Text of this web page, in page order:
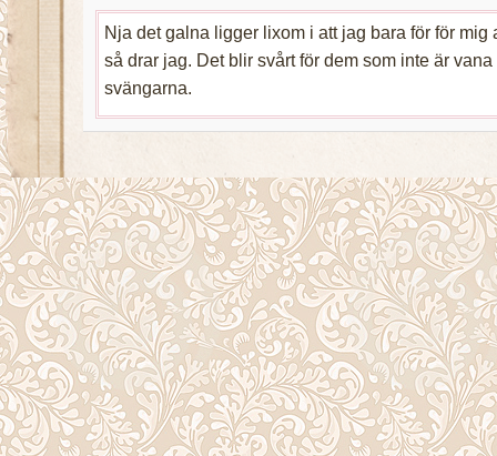
Nja det galna ligger lixom i att jag bara för för mig
så drar jag. Det blir svårt för dem som inte är
svängarna.